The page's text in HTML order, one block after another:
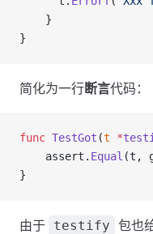
	}
}
简化为一行断言代码：
func TestGot (t *
	assert
. Equal (t ,
}
由于 testify 包也